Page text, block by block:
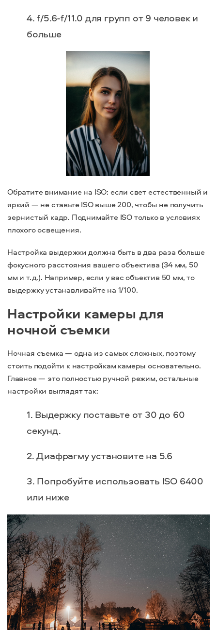
f/5.6-f/11.0 для групп от 9 человек и
больше
Обратите внимание на ISO: если свет естественный и
яркий — не ставьте ISO выше 200, чтобы не получить
зернистый кадр. Поднимайте ISO только в условиях
плохого освещения.
Настройка выдержки должна быть в два раза больше
фокусного расстояния вашего объектива (34 мм, 50
мм и т.д.). Например, если у вас объектив 50 мм, то
выдержку устанавливайте на 1/100.
Настройки камеры для
ночной съемки
Ночная съемка — одна из самых сложных, поэтому
стоить подойти к настройкам камеры основательно.
Главное — это полностью ручной режим, остальные
настройки выглядят так:
Выдержку поставьте от 30 до 60
секунд.
Диафрагму установите на 5.6
Попробуйте использовать ISO 6400
или ниже